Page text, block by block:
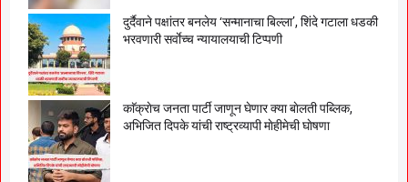
दुर्दैवाने पक्षांतर बनलेय ‘सन्मानाचा बिल्ला’, शिंदे गटाला धडकी
भरवणारी सर्वाेच्च न्यायालयाची टिप्पणी
काॅक्राेच जनता पार्टी जाणून घेणार क्या बाेलती पब्लिक,
अभिजित दिपके यांची राष्ट्रव्यापी माेहीमेची घाेषणा